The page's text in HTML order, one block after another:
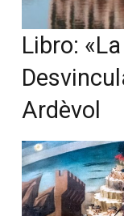
Libro:
Ardèvol